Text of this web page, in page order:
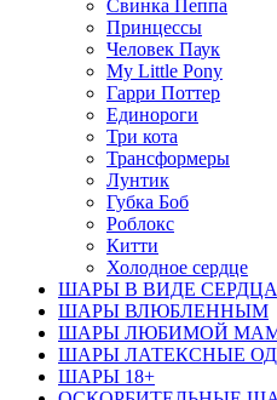
Свинка Пеппа
Принцессы
Человек Паук
My Little Pony
Гарри Поттер
Единороги
Три кота
Трансформеры
Лунтик
Губка Боб
Роблокс
Китти
Холодное сердце
ШАРЫ В ВИДЕ СЕРДЦА
ШАРЫ ВЛЮБЛЕННЫМ
ШАРЫ ЛЮБИМОЙ
ШАРЫ ЛАТЕКСНЫЕ
ШАРЫ 18+